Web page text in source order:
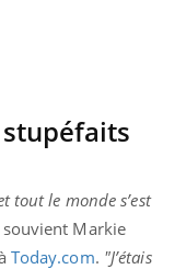
tout le monde s’est
souvient Markie
Today.com. "J’étais